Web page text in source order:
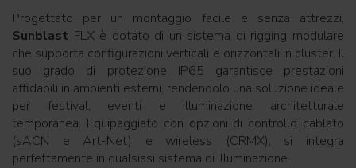
Progettato per un montaggio facile e senza attrezzi,
Sunblast FLX è dotato di un sistema di rigging modulare
che supporta configurazioni verticali e orizzontali in cluster. Il
suo grado di protezione IP65 garantisce prestazioni
affidabili in ambienti esterni, rendendolo una soluzione ideale
per festival, eventi e illuminazione architetturale
temporanea. Equipaggiato con opzioni di controllo cablato
(sACN e Art-Net) e wireless (CRMX), si integra
perfettamente in qualsiasi sistema di illuminazione.